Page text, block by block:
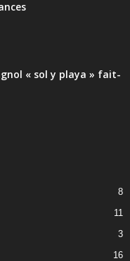
« sol y playa » fait-
8
11
3
16